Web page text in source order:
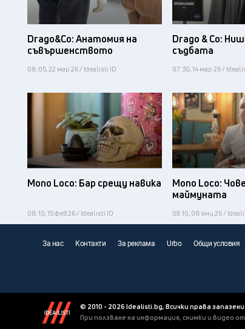
Drago&Co: Анатомия на
съвършенството
08:05, 22 мар 26 / Idealisti ID
Drago & Co:
съдбата
07:30, 14 мар 26 /
Mono Loco: Бар срещу навика
08:10, 15 фев 26 / Idealisti ID
Mono Loco:
маймуната
09:10, 08 яну 26 /
За нас Контакти За реклама Urbo Общи условия
© 2010 - 2026 Idealisti.bg, Всички права
При ползване на информация, снимки и видео